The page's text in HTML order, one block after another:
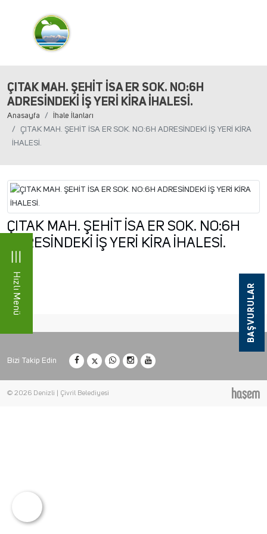
Hızlı Menü BAŞVURULAR
ÇITAK MAH. ŞEHİT İSA ER SOK. NO:6H
ADRESİNDEKİ İŞ YERİ KİRA İHALESİ.
Anasayfa
İhale İlanları
ÇITAK MAH. ŞEHİT İSA ER SOK. NO:6H ADRESİNDEKİ İŞ YERİ KİRA
İHALESİ.
ÇITAK MAH. ŞEHİT İSA ER SOK. NO:6H
ADRESİNDEKİ İŞ YERİ KİRA İHALESİ.
Bizi Takip Edin
© 2026 Denizli | Çivril Belediyesi